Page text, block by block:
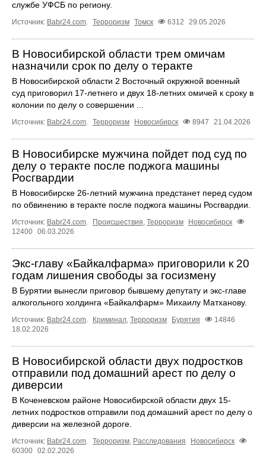
службе УФСБ по региону.
Источник: Babr24.com Терроризм Томск 6312 29.05.2026
В Новосибирской области трем омичам
назначили срок по делу о теракте
В Новосибирской области 2 Восточный окружной военный
суд приговорил 17-летнего и двух 18-летних омичей к сроку в
колонии по делу о совершении ...
Источник: Babr24.com. Терроризм Новосибирск 8947 21.04.2026
В Новосибирске мужчина пойдет под суд по
делу о теракте после поджога машины
Росгвардии
В Новосибирске 26-летний мужчина предстанет перед судом
по обвинению в теракте после поджога машины Росгвардии.
Источник: Babr24.com. Происшествия, Терроризм
Новосибирск
12400 06.03.2026
Экс-главу «Байкалфарма» приговорили к 20
годам лишения свободы за госизмену
В Бурятии вынесли приговор бывшему депутату и экс-главе
алкогольного холдинга «Байкалфарм» Михаилу Матханову.
Источник: Babr24.com. Криминал, Терроризм Бурятия
14846
18.02.2026
В Новосибирской области двух подростков
отправили под домашний арест по делу о
диверсии
В Коченевском районе Новосибирской области двух 15-
летних подростков отправили под домашний арест по делу о
диверсии на железной дороге.
Источник: Babr24.com. Терроризм, Расследования
Новосибирск
60300 02.02.2026